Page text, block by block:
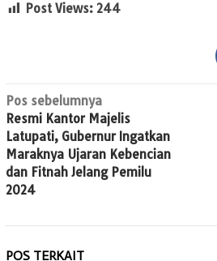
Post Views: 244
Navigasi
pos
Pos sebelumnya
Resmi Kantor Majelis
Latupati, Gubernur Ingatkan
Maraknya Ujaran Kebencian
dan Fitnah Jelang Pemilu
2024
POS TERKAIT